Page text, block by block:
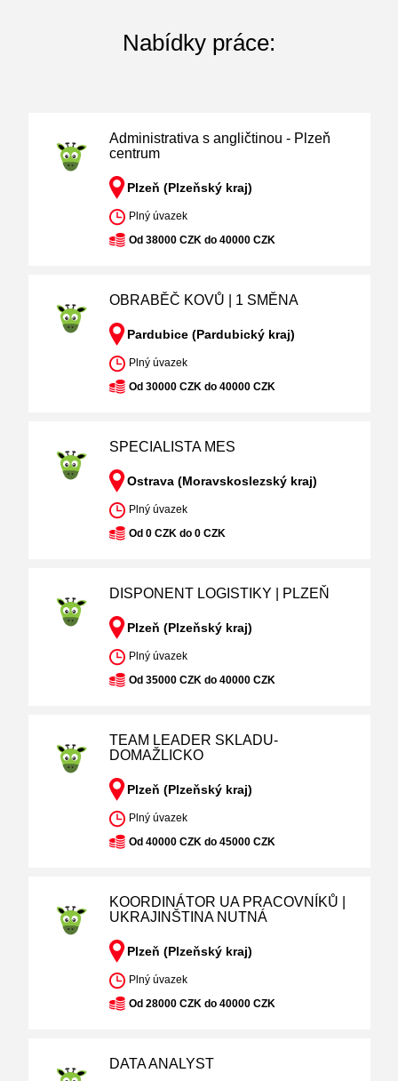
Nabídky práce:
Administrativa s angličtinou - Plzeň
centrum
Plzeň (Plzeňský kraj)
Plný úvazek
Od 38000 CZK do 40000 CZK
OBRABĚČ KOVŮ | 1 SMĚNA
Pardubice (Pardubický kraj)
Plný úvazek
Od 30000 CZK do 40000 CZK
SPECIALISTA MES
Ostrava (Moravskoslezský kraj)
Plný úvazek
Od 0 CZK do 0 CZK
DISPONENT LOGISTIKY | PLZEŇ
Plzeň (Plzeňský kraj)
Plný úvazek
Od 35000 CZK do 40000 CZK
TEAM LEADER SKLADU-
DOMAŽLICKO
Plzeň (Plzeňský kraj)
Plný úvazek
Od 40000 CZK do 45000 CZK
KOORDINÁTOR UA PRACOVNÍKŮ |
UKRAJINŠTINA NUTNÁ
Plzeň (Plzeňský kraj)
Plný úvazek
Od 28000 CZK do 40000 CZK
DATA ANALYST